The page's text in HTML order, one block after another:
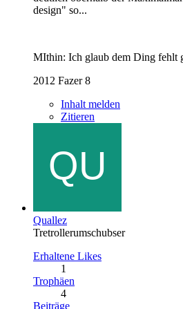
design" so...
MIthin: Ich glaub dem Ding fehlt
2012 Fazer 8
Inhalt melden
Zitieren
Quallez
Tretrollerumschubser
Erhaltene Likes
1
Trophäen
4
Beiträge